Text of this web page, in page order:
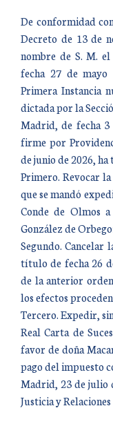
De conformidad
Decreto de 13 de
nombre de S. M.
fecha 27 de
Primera Instancia
dictada por la
Madrid, de fecha 3
firme por
de junio de 2026,
Primero. Revocar
que se mandó
Conde de Olmos
González de
Segundo. Cancelar
título de fecha 26
de la anterior
los efectos
Tercero. Expedir,
Real Carta de
favor de doña
pago del impuesto
Madrid, 23 de julio
Justicia y